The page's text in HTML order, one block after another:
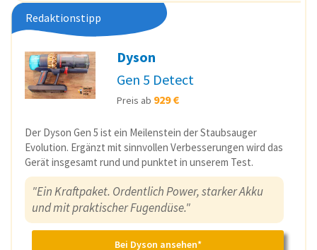
Redaktionstipp
Dyson
Gen 5 Detect
Preis ab 929 €
Der Dyson Gen 5 ist ein Meilenstein der Staubsauger
Evolution. Ergänzt mit sinnvollen Verbesserungen wird das
Gerät insgesamt rund und punktet in unserem Test.
"Ein Kraftpaket. Ordentlich Power, starker Akku
und mit praktischer Fugendüse."
Bei Dyson ansehen*